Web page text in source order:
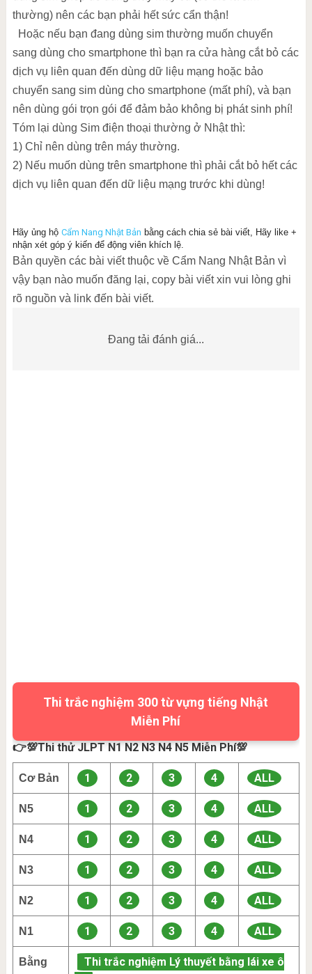
thường) nên các bạn phải hết sức cẩn thận!
Hoặc nếu bạn đang dùng sim thường muốn chuyển
sang dùng cho smartphone thì bạn ra cửa hàng cắt bỏ các
dịch vụ liên quan đến dùng dữ liệu mạng hoặc bảo
chuyển sang sim dùng cho smartphone (mất phí), và bạn
nên dùng gói trọn gói để đảm bảo không bị phát sinh phí!
Tóm lại dùng Sim điện thoại thường ở Nhật thì:
1) Chỉ nên dùng trên máy thường.
2) Nếu muốn dùng trên smartphone thì phải cắt bỏ hết các
dịch vụ liên quan đến dữ liệu mạng trước khi dùng!
Hãy ủng hộ Cẩm Nang Nhật Bản bằng cách chia sẻ bài viết, Hãy like +
nhận xét góp ý kiến để động viên khích lệ.
Bản quyền các bài viết thuộc về Cẩm Nang Nhật Bản vì
vậy bạn nào muốn đăng lại, copy bài viết xin vui lòng ghi
rõ nguồn và link đến bài viết.
Đang tải đánh giá...
Thi trắc nghiệm 300 từ vựng tiếng Nhật
Miễn Phí
👉💯Thi thử JLPT N1 N2 N3 N4 N5 Miễn Phí💯
Cơ Bản 1 2 3 4 ALL
N5 1 2 3 4 ALL
N4 1 2 3 4 ALL
N3 1 2 3 4 ALL
N2 1 2 3 4 ALL
N1 1 2 3 4 ALL
Bằng Thi trắc nghiệm Lý thuyết bằng lái xe ô